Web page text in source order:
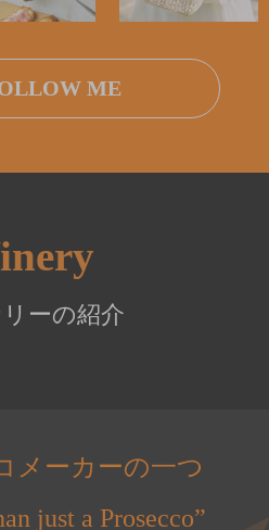
ME
ーの紹介
メーカーの一つ
just a Prosecco”